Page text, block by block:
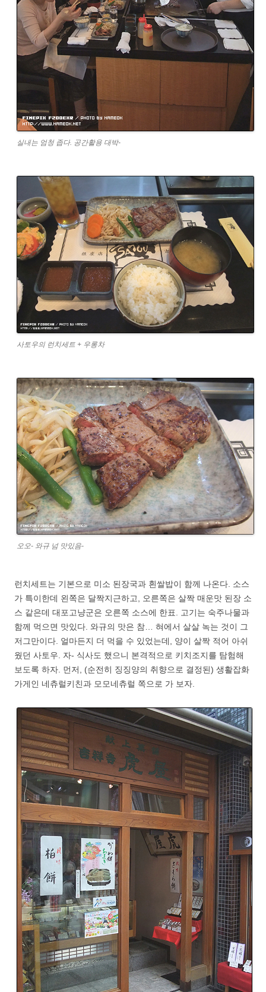
실내는 엄청 좁다. 공간활용 대박-
사토우의 런치세트 + 우롱차
오오- 와규 넘 맛있음-
런치세트는 기본으로 미소 된장국과 흰쌀밥이 함께 나온다. 소스
가 특이한데 왼쪽은 달짝지근하고, 오른쪽은 살짝 매운맛 된장 소
스 같은데 대포고냥군은 오른쪽 소스에 한표. 고기는 숙주나물과
함께 먹으면 맛있다. 와규의 맛은 참… 혀에서 살살 녹는 것이 그
저그만이다. 얼마든지 더 먹을 수 있었는데, 양이 살짝 적어 아쉬
웠던 사토우. 자- 식사도 했으니 본격적으로 키치조지를 탐험해
보도록 하자. 먼저, (순전히 징징양의 취향으로 결정된) 생활잡화
가게인 네츄럴키친과 모모네츄럴 쪽으로 가 보자.